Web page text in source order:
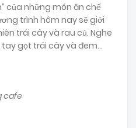
của những món ăn chế
trình hôm nay sẽ giới
trái cây và rau củ. Nghe
tay gọt trái cây và đem…
cafe